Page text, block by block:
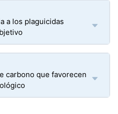
a los plaguicidas
carbono que favorecen